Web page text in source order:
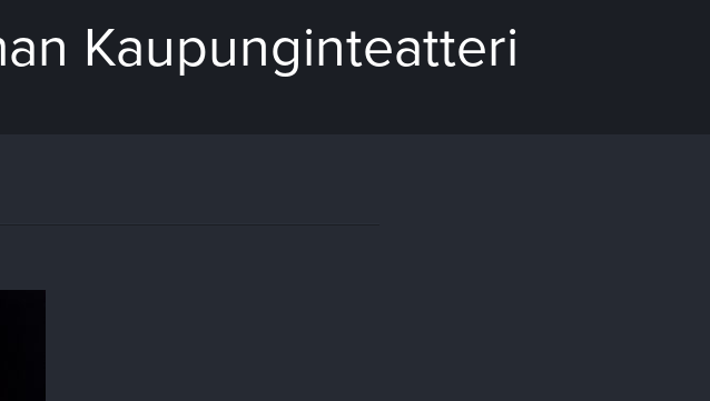
Kaupunginteatteri